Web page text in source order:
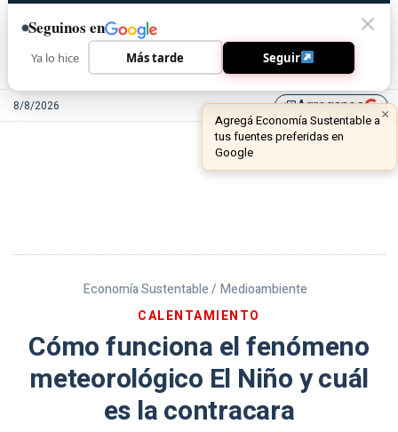
8/8/2026 library_addAgreganos
Economía Sustentable / Medioambiente
CALENTAMIENTO
Cómo funciona el fenómeno
meteorológico El Niño y cuál
es la contracara
Seguinos en
Ya lo hice Más tarde Seguir